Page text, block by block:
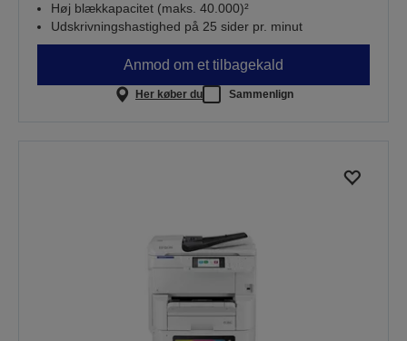
Høj blækkapacitet (maks. 40.000)²
Udskrivningshastighed på 25 sider pr. minut
Anmod om et tilbagekald
Her køber du Sammenlign